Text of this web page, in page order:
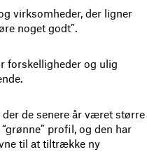
virksomheder, der ligner
noget godt”.
forskelligheder og ulig
de senere år været større
profil, og den har
til at tiltrække ny